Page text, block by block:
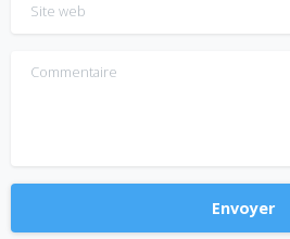
Site web
Commentaire